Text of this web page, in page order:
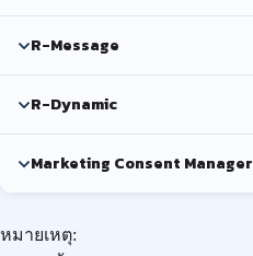
R-Message
R-Dynamic
Marketing Consent Manager
หมายเหตุ: